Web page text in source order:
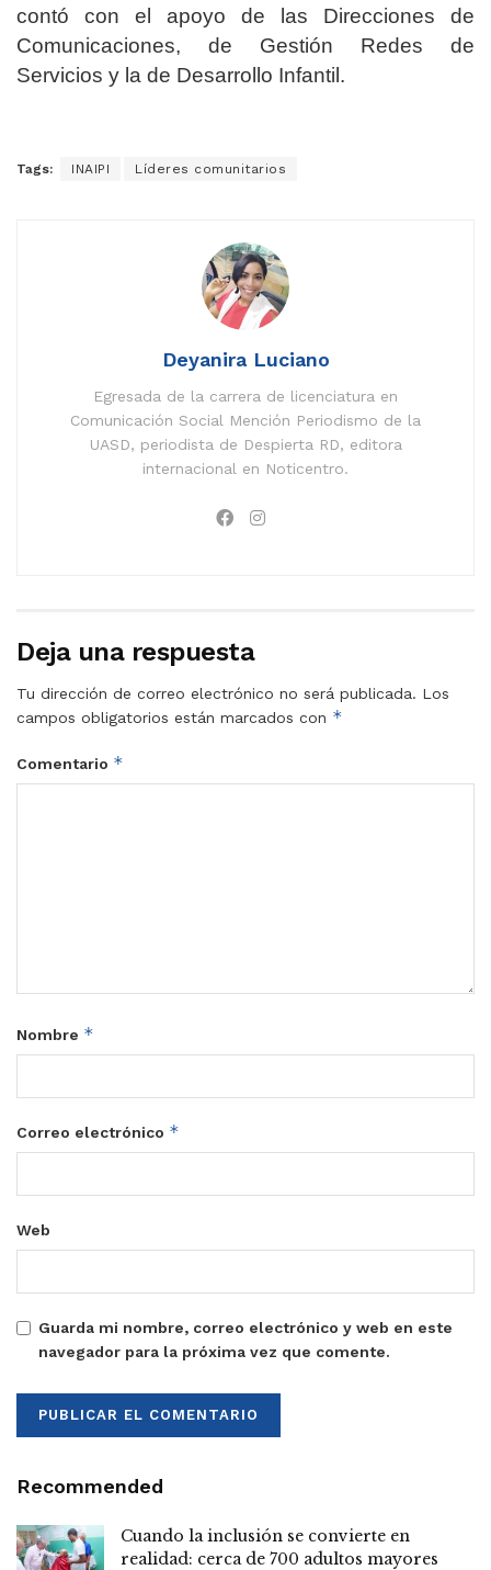
contó con el apoyo de las Direcciones de
Comunicaciones, de Gestión Redes de
Servicios y la de Desarrollo Infantil.
Tags: INAIPI Líderes comunitarios
Deyanira Luciano
Egresada de la carrera de licenciatura en
Comunicación Social Mención Periodismo de la
UASD, periodista de Despierta RD, editora
internacional en Noticentro.
Deja una respuesta
Tu dirección de correo electrónico no será publicada. Los
campos obligatorios están marcados con *
Comentario *
Nombre *
Correo electrónico *
Web
Guarda mi nombre, correo electrónico y web en este
navegador para la próxima vez que comente.
Recommended
Cuando la inclusión se convierte en
realidad: cerca de 700 adultos mayores